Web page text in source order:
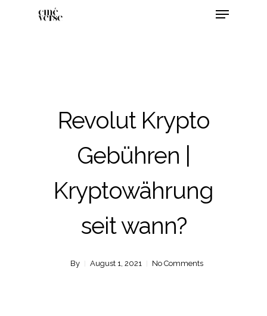
Revolut Krypto
Gebühren |
Kryptowährung
seit wann?
By August 1, 2021 No Comments